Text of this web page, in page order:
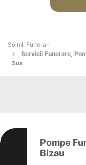
Soimii Funerari
Servicii Funerare,
Sus
Pompe
Bizau